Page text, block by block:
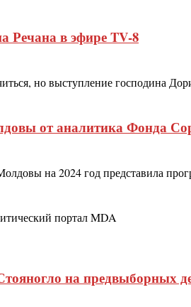
в эфире TV-8
но выступление господина
от аналитика Фонда
на 2024 год представила
портал MDA
на предвыборных